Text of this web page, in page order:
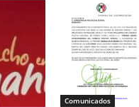
Comunicados